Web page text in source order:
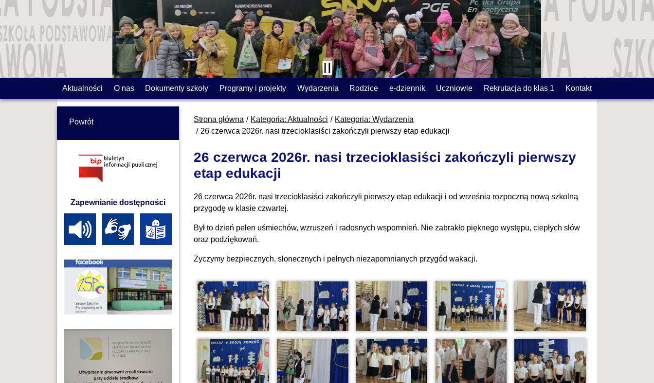
Aktualności O nas Dokumenty szkoły Programy i projekty Wydarzenia Rodzice e-dziennik Uczniowie Rekrutacja do klas 1 Kontakt
Strona główna Kategoria: Aktualności
Kategoria: Wydarzenia
26 czerwca 2026r. nasi trzecioklasiści zakończyli pierwszy etap edukacji
26 czerwca 2026r. nasi trzecioklasiści zakończyli pierwszy
etap edukacji
26 czerwca 2026r. nasi trzecioklasiści zakończyli pierwszy etap edukacji i od września rozpoczną nową szkolną
przygodę w klasie czwartej.
Był to dzień pełen uśmiechów, wzruszeń i radosnych wspomnień. Nie zabrakło pięknego występu, ciepłych słów
oraz podziękowań.
Życzymy bezpiecznych, słonecznych i pełnych niezapomnianych przygód wakacji.
Powrót
Zapewnianie dostępności